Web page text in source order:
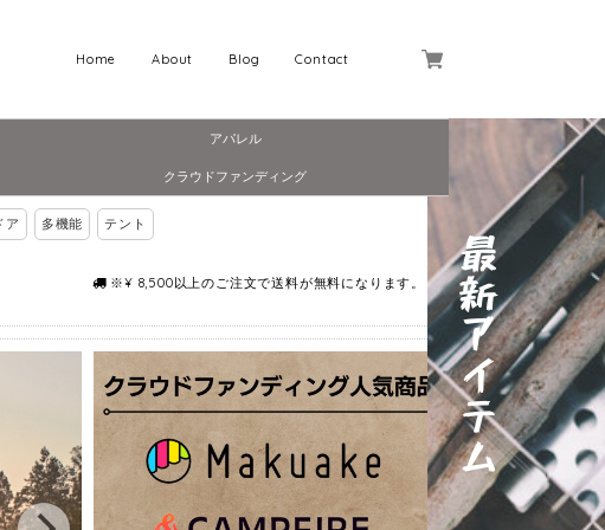
Contact
Blog
About
Home
アパレル
クラウドファンディング
ア 多機能 テント
※¥ 8,500以上のご注文で送料が無料になります。